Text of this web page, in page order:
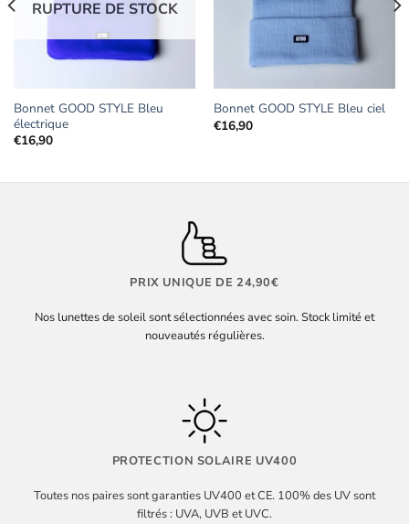
favoris
RUPTURE DE STOCK
Bonnet GOOD STYLE Bleu
électrique
€16,90
favoris
Bonnet GOOD STYLE Bleu ciel
€16,90
PRIX UNIQUE DE 24,90€
Nos lunettes de soleil sont sélectionnées avec soin. Stock limité et
nouveautés régulières.
PROTECTION SOLAIRE UV400
Toutes nos paires sont garanties UV400 et CE. 100% des UV sont
filtrés : UVA, UVB et UVC.